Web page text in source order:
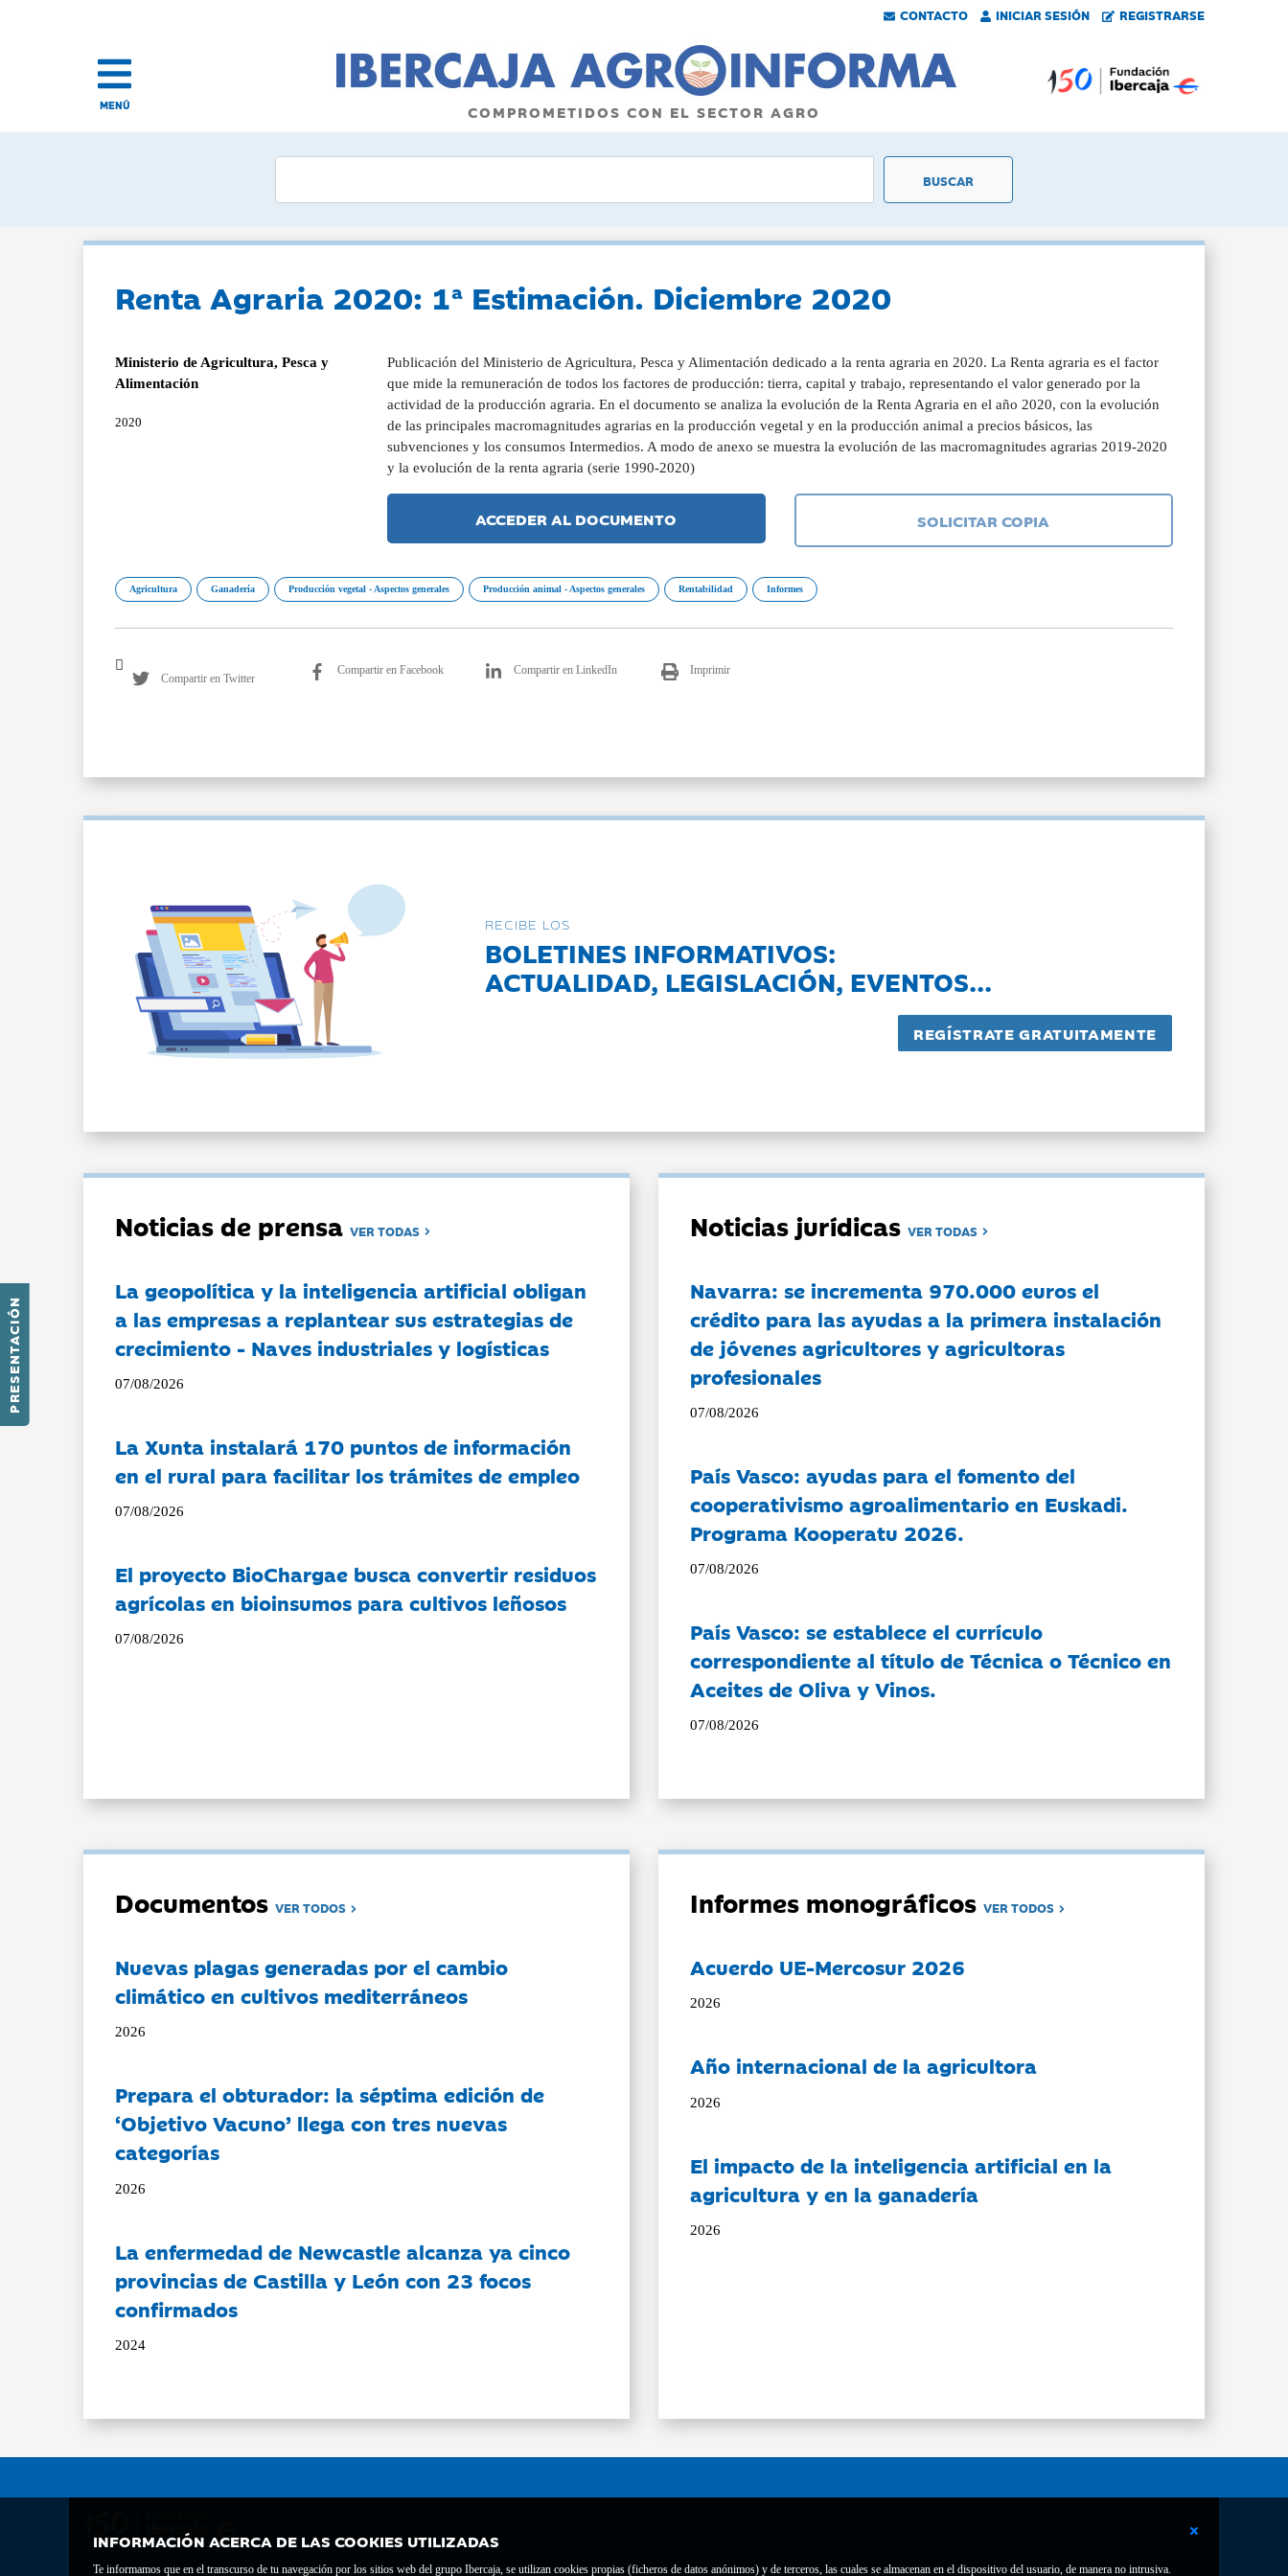
CONTACTO INICIAR SESIÓN REGISTRARSE
PRESENTACIÓN
MENÚ COMPROMETIDOS CON EL SECTOR AGRO
INFORMACIÓN ACERCA DE LAS COOKIES UTILIZADAS
Te informamos que en el transcurso de tu navegación por los sitios web del grupo Ibercaja, se utilizan cookies propias (ficheros de datos anónimos) y de terceros, las cuales se almacenan en el dispositivo del usuario, de manera no intrusiva.
Renta Agraria 2020: 1ª Estimación. Diciembre 2020
Ministerio de Agricultura, Pesca y
Alimentación
2020
Publicación del Ministerio de Agricultura, Pesca y Alimentación dedicado a la renta agraria en 2020. La Renta agraria es el factor
que mide la remuneración de todos los factores de producción: tierra, capital y trabajo, representando el valor generado por la
actividad de la producción agraria. En el documento se analiza la evolución de la Renta Agraria en el año 2020, con la evolución
de las principales macromagnitudes agrarias en la producción vegetal y en la producción animal a precios básicos, las
subvenciones y los consumos Intermedios. A modo de anexo se muestra la evolución de las macromagnitudes agrarias 2019-2020
y la evolución de la renta agraria (serie 1990-2020)
ACCEDER AL DOCUMENTO SOLICITAR COPIA
Agricultura Ganadería Producción vegetal - Aspectos generales Producción animal - Aspectos generales Rentabilidad Informes
Compartir en Twitter
Compartir en Facebook Compartir en LinkedIn Imprimir
RECIBE LOS
BOLETINES INFORMATIVOS:
ACTUALIDAD, LEGISLACIÓN, EVENTOS...
Noticias de prensaVER TODAS
La geopolítica y la inteligencia artificial obligan
a las empresas a replantear sus estrategias de
crecimiento - Naves industriales y logísticas
07/08/2026
La Xunta instalará 170 puntos de información
en el rural para facilitar los trámites de empleo
07/08/2026
El proyecto BioChargae busca convertir residuos
agrícolas en bioinsumos para cultivos leñosos
07/08/2026
Noticias jurídicasVER TODAS
Navarra: se incrementa 970.000 euros el
crédito para las ayudas a la primera instalación
de jóvenes agricultores y agricultoras
profesionales
07/08/2026
País Vasco: ayudas para el fomento del
cooperativismo agroalimentario en Euskadi.
Programa Kooperatu 2026.
07/08/2026
País Vasco: se establece el currículo
correspondiente al título de Técnica o Técnico en
Aceites de Oliva y Vinos.
07/08/2026
DocumentosVER TODOS
Nuevas plagas generadas por el cambio
climático en cultivos mediterráneos
2026
Prepara el obturador: la séptima edición de
‘Objetivo Vacuno’ llega con tres nuevas
categorías
2026
La enfermedad de Newcastle alcanza ya cinco
provincias de Castilla y León con 23 focos
confirmados
2024
Informes monográficosVER TODOS
Acuerdo UE-Mercosur 2026
2026
Año internacional de la agricultora
2026
El impacto de la inteligencia artificial en la
agricultura y en la ganadería
2026